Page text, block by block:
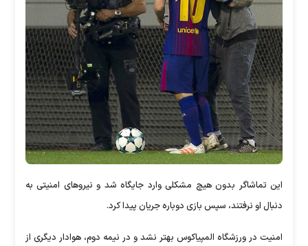
این تماشاگر بدون هیچ مشکلی وارد جایگاه شد و نیروهای امنیتی به
دنبال او نرفتند، سپس بازی دوباره جریان پیدا کرد.
امنیت در ورزشگاه المپیاکوس بهتر نشد و در نیمه دوم، هوادار دیگری از